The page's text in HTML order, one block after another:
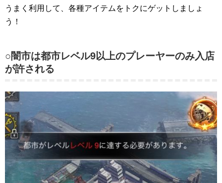
うまく利用して、各種アイテムをトクにゲットしましょ
う！
○闇市は都市レベル9以上のプレーヤーのみ入店
が許される